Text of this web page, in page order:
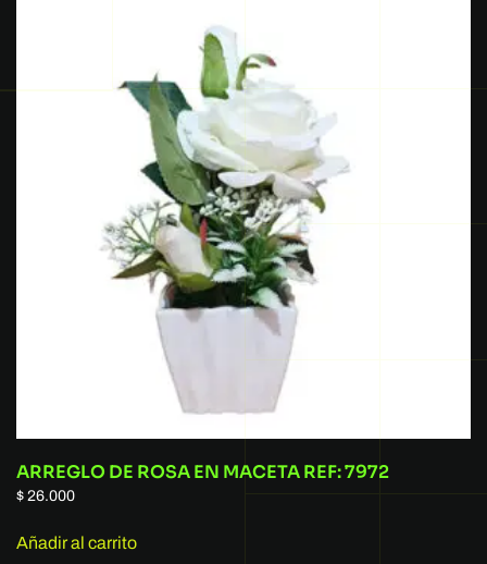
ARREGLO DE ROSA EN MACETA REF: 7972
$ 26.000
Añadir al carrito